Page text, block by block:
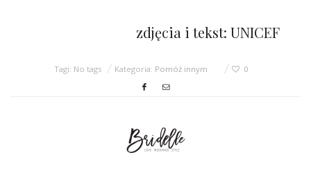
zdjęcia i tekst: UNICEF
Tagi: No tags Kategoria: Pomóż innym 0